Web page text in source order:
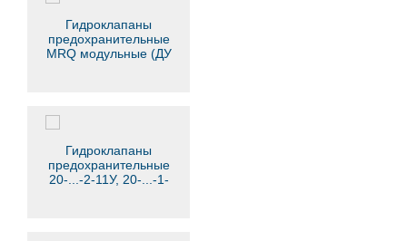
Гидроклапаны
предохранительные
MRQ модульные (ДУ
Гидроклапаны
предохранительные
20-...-2-11У, 20-...-1-